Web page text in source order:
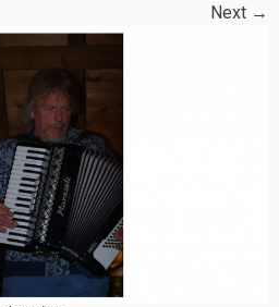
Next →